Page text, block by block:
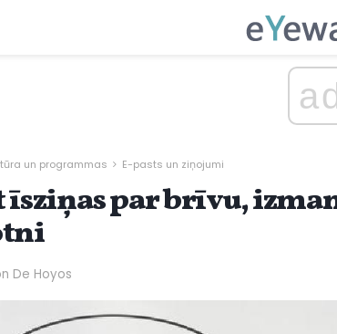
un programmas E-pasts un ziņojumi
īsziņas par brīvu,
De Hoyos